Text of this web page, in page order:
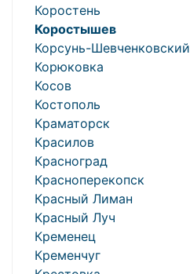
Коростень
Коростышев
Корсунь-Шевченковский
Корюковка
Косов
Костополь
Краматорск
Красилов
Красноград
Красноперекопск
Красный Лиман
Красный Луч
Кременец
Кременчуг